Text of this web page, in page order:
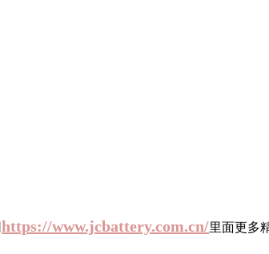
https://www.jcbattery.com.cn/里面更多